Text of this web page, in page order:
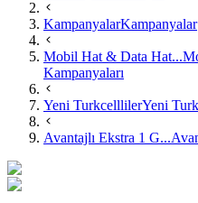
KampanyalarKampanyalar
Mobil Hat & Data Hat...
Kampanyaları
Yeni TurkcelllilerYeni
Avantajlı Ekstra 1 G...